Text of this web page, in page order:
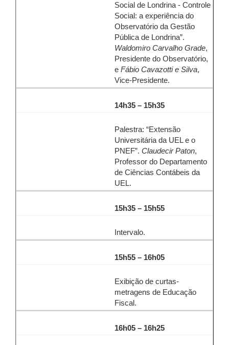
Social de Londrina - Controle
Social: a experiência do
Observatório da Gestão
Pública de Londrina”.
Waldomiro Carvalho Grade,
Presidente do Observatório,
e Fábio Cavazotti e Silva,
Vice-Presidente.
14h35 – 15h35
Palestra: “Extensão
Universitária da UEL e o
PNEF”. Claudecir Paton,
Professor do Departamento
de Ciências Contábeis da
UEL.
15h35 – 15h55
Intervalo.
15h55 – 16h05
Exibição de curtas-
metragens de Educação
Fiscal.
16h05 – 16h25